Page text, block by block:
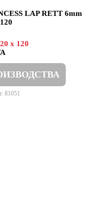
LAP RETT 6mm
x 120
81051